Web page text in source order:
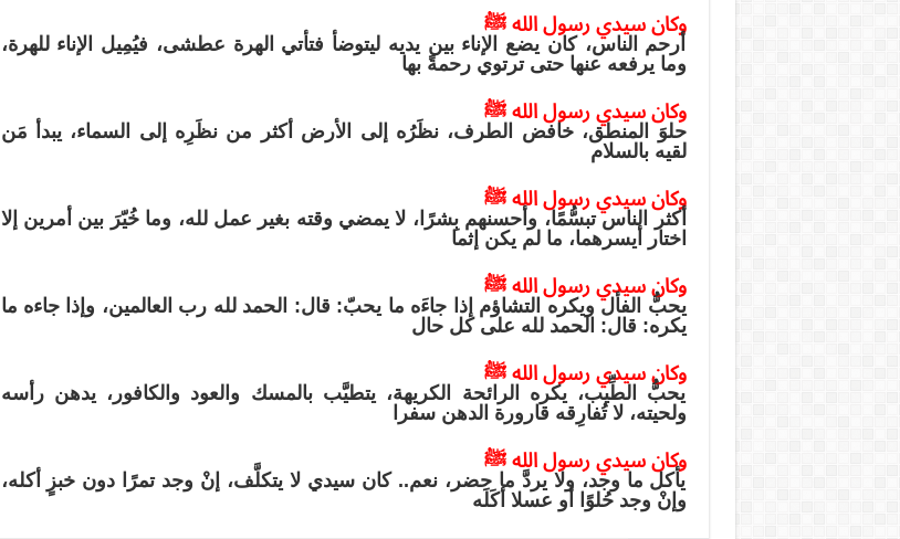
وكان سيدي رسول الله ﷺ
أرحم الناس، كان يضع الإناء بين يديه ليتوضأ فتأتي الهرة عطشى، فيُمِيل الإناء للهرة،
وما يرفعه عنها حتى ترتوي رحمةً بها
وكان سيدي رسول الله ﷺ
حلوَ المنطق، خافض الطرف، نظَرُه إلى الأرض أكثر من نظَرِه إلى السماء، يبدأ مَن
لقيه بالسلام
وكان سيدي رسول الله ﷺ
أكثر الناس تبسُّمًا، وأحسنهم بِشرًا، لا يمضي وقته بغير عمل لله، وما خُيّرَ بين أمرين إلا
اختار أيسرهما، ما لم يكن إثما
وكان سيدي رسول الله ﷺ
يحبُّ الفأل ويكره التشاؤم إذا جاءَه ما يحبّ: قال: الحمد لله رب العالمين، وإذا جاءه ما
يكره: قال: الحمد لله على كل حال
وكان سيدي رسول الله ﷺ
يحبُّ الطِّيب، يكره الرائحة الكريهة، يتطيَّب بالمسك والعود والكافور، يدهن رأسه
ولحيته، لا تُفارِقه قارورة الدهن سفرا
وكان سيدي رسول الله ﷺ
يأكل ما وجد، ولا يردَّ ما حضر، نعم.. كان سيدي لا يتكلَّف، إنْ وجد تمرًا دون خبزٍ أكله،
وإنْ وجد حُلوًا أو عسلا أكَلَه